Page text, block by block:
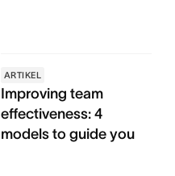
ARTIKEL
Improving team
effectiveness: 4
models to guide you